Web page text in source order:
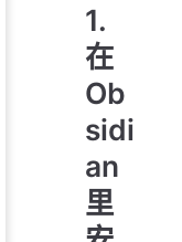
1.
在
Ob
sidi
an
里